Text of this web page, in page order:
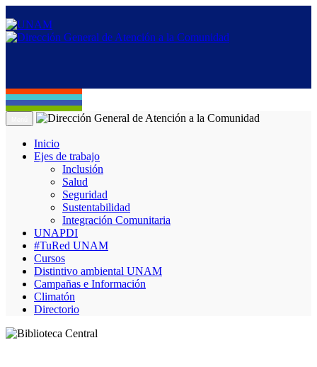
Inicio
Ejes de trabajo
Inclusión
Salud
Seguridad
Sustentabilidad
Integración Comunitaria
UNAPDI
#TuRed UNAM
Cursos
Distintivo ambiental UNAM
Campañas e Información
Climatón
Directorio